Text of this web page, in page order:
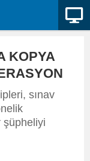
KOPYA
sınav
şüpheliyi